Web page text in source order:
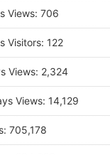
Views: 706
Visitors: 122
Views: 2,324
Views: 14,129
705,178